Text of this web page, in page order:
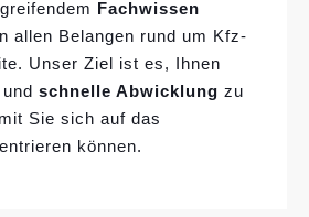
Fachwissen
allen Belangen rund um Kfz-
Unser Ziel ist es, Ihnen
schnelle Abwicklung zu
Sie sich auf das
können.